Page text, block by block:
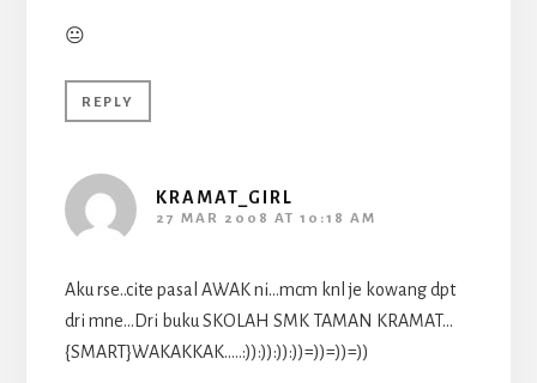
😐
REPLY
KRAMAT_GIRL
27 MAR 2008 AT 10:18 AM
Aku rse..cite pasal AWAK ni…mcm knl je kowang dpt
dri mne…Dri buku SKOLAH SMK TAMAN KRAMAT…
{SMART}WAKAKKAK…..:)):)):)):))=))=))=))